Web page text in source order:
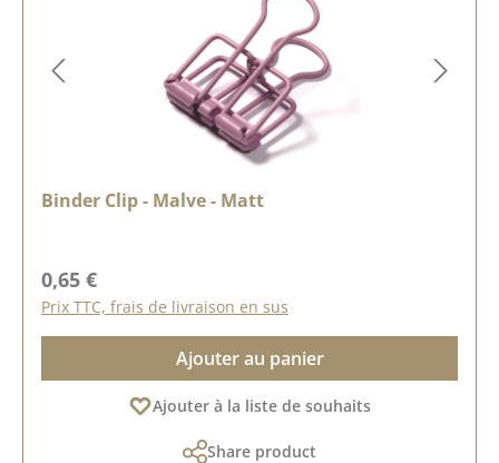
Binder Clip - Malve - Matt
Prix régulier :
0,65 €
Prix TTC, frais de livraison en sus
Ajouter au panier
Ajouter à la liste de souhaits
Share product